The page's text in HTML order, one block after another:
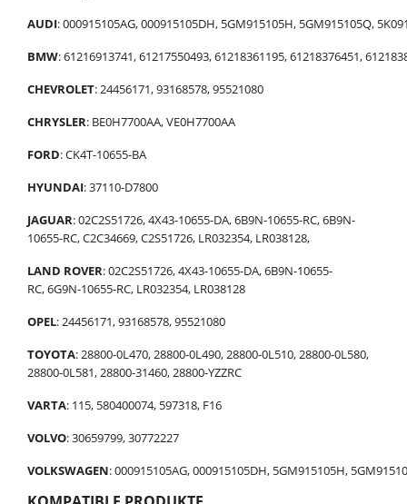
AUDI: 000915105AG, 000915105DH, 5GM915105H, 5GM915105Q,
BMW: 61216913741, 61217550493, 61218361195, 61218376451,
CHEVROLET: 24456171, 93168578, 95521080
CHRYSLER: BE0H7700AA, VE0H7700AA
FORD: CK4T-10655-BA
HYUNDAI: 37110-D7800
JAGUAR: 02C2S51726, 4X43-10655-DA, 6B9N-10655-RC, 6B9N-
10655-RC, C2C34669, C2S51726, LR032354, LR038128,
LAND ROVER: 02C2S51726, 4X43-10655-DA, 6B9N-10655-
RC, 6G9N-10655-RC, LR032354, LR038128
OPEL: 24456171, 93168578, 95521080
TOYOTA: 28800-0L470, 28800-0L490, 28800-0L510, 28800-0L580,
28800-0L581, 28800-31460, 28800-YZZRC
VARTA: 115, 580400074, 597318, F16
VOLVO: 30659799, 30772227
VOLKSWAGEN: 000915105AG, 000915105DH, 5GM915105H,